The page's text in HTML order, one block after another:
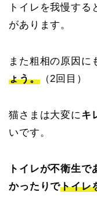
トイレを我慢する
があります。
また粗相の原因に
ょう。（2回目）
猫さまは大変にキ
いです。
トイレが不衛生
かったりでトイレ